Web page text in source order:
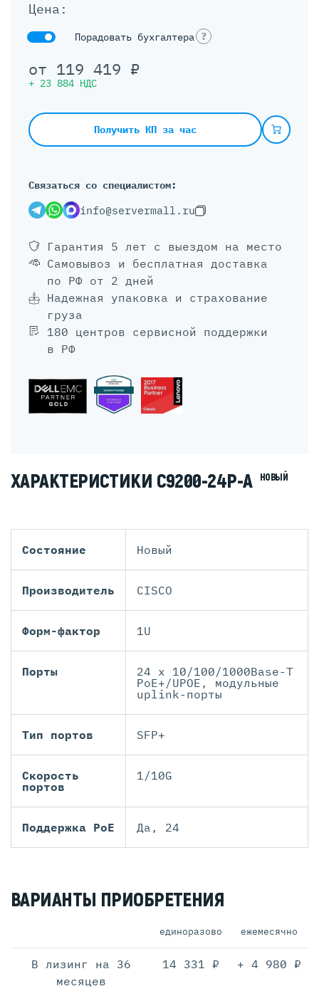
Цена:
Порадовать бухгалтера ?
от 119 419 ₽
+ 23 884 НДС
Получить КП за час
Связаться со специалистом:
info@servermall.ru
Гарантия 5 лет с выездом на место
Самовывоз и бесплатная доставка
по РФ от 2 дней
Надежная упаковка и страхование
груза
180 центров сервисной поддержки
в РФ
ХАРАКТЕРИСТИКИ C9200-24P-A НОВЫЙ
Состояние Новый
Производитель CISCO
Форм-фактор 1U
Порты
24 x 10/100/1000Base-T
PoE+/UPOE, модульные
uplink-порты
Тип портов SFP+
Скорость
портов
1/10G
Поддержка PoE Да, 24
ВАРИАНТЫ ПРИОБРЕТЕНИЯ
единоразово ежемесячно
В лизинг на 36
месяцев
14 331 ₽ + 4 980 ₽